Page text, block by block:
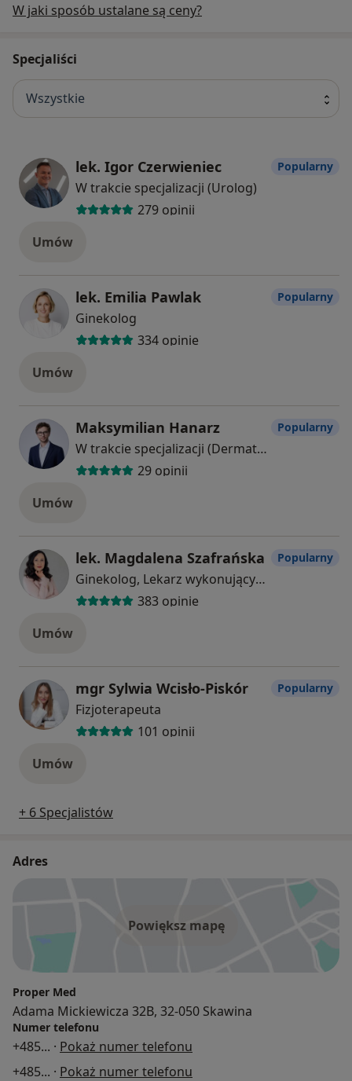
W jaki sposób ustalane są ceny?
Specjaliści
Wszystkie
lek. Igor Czerwieniec
W trakcie specjalizacji (Urolog)
279 opinii
Popularny
Umów
lek. Emilia Pawlak
Ginekolog
334 opinie
Popularny
Umów
Maksymilian Hanarz
W trakcie specjalizacji (Dermatolog), Lekarz wykonujący zabiegi medycyny estetycznej
29 opinii
Popularny
Umów
lek. Magdalena Szafrańska
Ginekolog, Lekarz wykonujący zabiegi medycyny estetycznej
383 opinie
Popularny
Umów
mgr Sylwia Wcisło-Piskór
Fizjoterapeuta
101 opinii
Popularny
Umów
+ 6 Specjalistów
Adres
Powiększ mapę
Proper Med
Adama Mickiewicza 32B, 32-050 Skawina
Numer telefonu
+485... · Pokaż numer telefonu
+485... · Pokaż numer telefonu